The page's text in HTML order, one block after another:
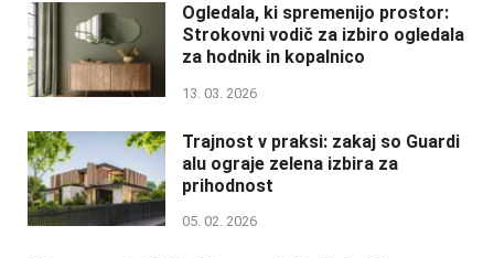
Ogledala, ki spremenijo prostor:
Strokovni vodič za izbiro ogledala
za hodnik in kopalnico
13. 03. 2026
Trajnost v praksi: zakaj so Guardi
alu ograje zelena izbira za
prihodnost
05. 02. 2026